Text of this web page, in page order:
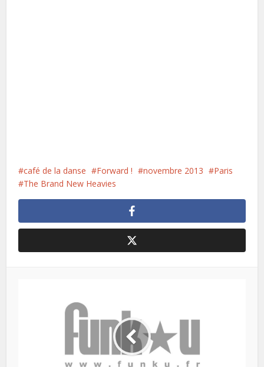
café de la danse Forward ! novembre 2013
Paris
The Brand New Heavies